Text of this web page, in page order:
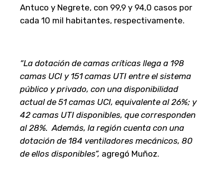
Antuco y Negrete, con 99,9 y 94,0 casos por
cada 10 mil habitantes, respectivamente.
“La dotación de camas críticas llega a 198
camas UCI y 151 camas UTI entre el sistema
público y privado, con una disponibilidad
actual de 51 camas UCI, equivalente al 26%; y
42 camas UTI disponibles, que corresponden
al 28%. Además, la región cuenta con una
dotación de 184 ventiladores mecánicos, 80
de ellos disponibles”, agregó Muñoz.